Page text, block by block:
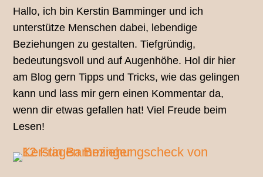
Hallo, ich bin Kerstin Bamminger und ich
unterstütze Menschen dabei, lebendige
Beziehungen zu gestalten. Tiefgründig,
bedeutungsvoll und auf Augenhöhe. Hol dir hier
am Blog gern Tipps und Tricks, wie das gelingen
kann und lass mir gern einen Kommentar da,
wenn dir etwas gefallen hat! Viel Freude beim
Lesen!